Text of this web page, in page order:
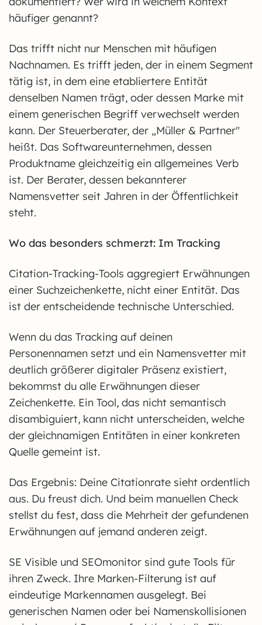
häufiger genannt?
Das trifft nicht nur Menschen mit häufigen
Nachnamen. Es trifft jeden, der in einem Segment
tätig ist, in dem eine etabliertere Entität
denselben Namen trägt, oder dessen Marke mit
einem generischen Begriff verwechselt werden
kann. Der Steuerberater, der „Müller & Partner"
heißt. Das Softwareunternehmen, dessen
Produktname gleichzeitig ein allgemeines Verb
ist. Der Berater, dessen bekannterer
Namensvetter seit Jahren in der Öffentlichkeit
steht.
Wo das besonders schmerzt: Im Tracking
Citation-Tracking-Tools aggregiert Erwähnungen
einer Suchzeichenkette, nicht einer Entität. Das
ist der entscheidende technische Unterschied.
Wenn du das Tracking auf deinen
Personennamen setzt und ein Namensvetter mit
deutlich größerer digitaler Präsenz existiert,
bekommst du alle Erwähnungen dieser
Zeichenkette. Ein Tool, das nicht semantisch
disambiguiert, kann nicht unterscheiden, welche
der gleichnamigen Entitäten in einer konkreten
Quelle gemeint ist.
Das Ergebnis: Deine Citationrate sieht ordentlich
aus. Du freust dich. Und beim manuellen Check
stellst du fest, dass die Mehrheit der gefundenen
Erwähnungen auf jemand anderen zeigt.
SE Visible und SEOmonitor sind gute Tools für
ihren Zweck. Ihre Marken-Filterung ist auf
eindeutige Markennamen ausgelegt. Bei
generischen Namen oder bei Namenskollisionen